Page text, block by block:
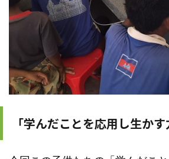
「学んだことを応用し生かす